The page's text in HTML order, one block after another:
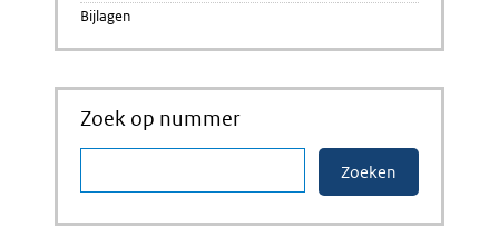
Bijlagen
Zoek op nummer